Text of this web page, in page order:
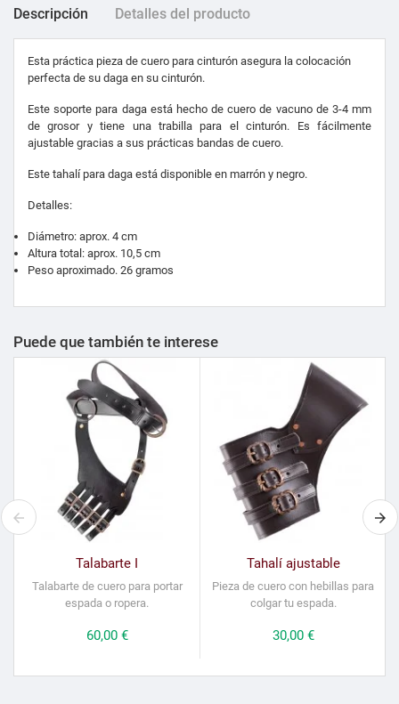
Descripción Detalles del producto
Esta práctica pieza de cuero para cinturón asegura la colocación
perfecta de su daga en su cinturón.
Este soporte para daga está hecho de cuero de vacuno de 3-4 mm
de grosor y tiene una trabilla para el cinturón. Es fácilmente
ajustable gracias a sus prácticas bandas de cuero.
Este tahalí para daga está disponible en marrón y negro.
Detalles:
Diámetro: aprox. 4 cm
Altura total: aprox. 10,5 cm
Peso aproximado. 26 gramos
Puede que también te interese
Talabarte I
Talabarte de cuero para portar
espada o ropera.
Precio
60,00 €
Tahalí ajustable
Pieza de cuero con hebillas para
colgar tu espada.
Precio
30,00 €